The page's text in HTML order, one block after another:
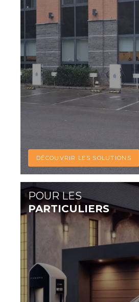
DÉCOUVRIR LES SOLUTIONS
POUR LES
PARTICULIERS